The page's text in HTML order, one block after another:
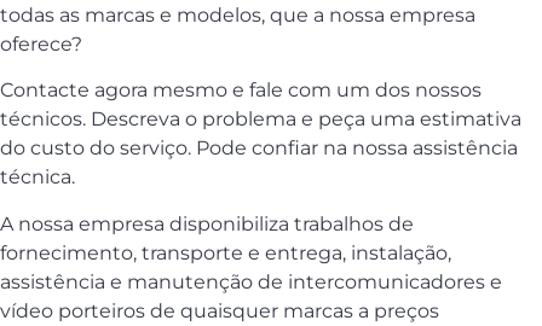
todas as marcas e modelos, que a nossa empresa
oferece?
Contacte agora mesmo e fale com um dos nossos
técnicos. Descreva o problema e peça uma estimativa
do custo do serviço. Pode confiar na nossa assistência
técnica.
A nossa empresa disponibiliza trabalhos de
fornecimento, transporte e entrega, instalação,
assistência e manutenção de intercomunicadores e
vídeo porteiros de quaisquer marcas a preços